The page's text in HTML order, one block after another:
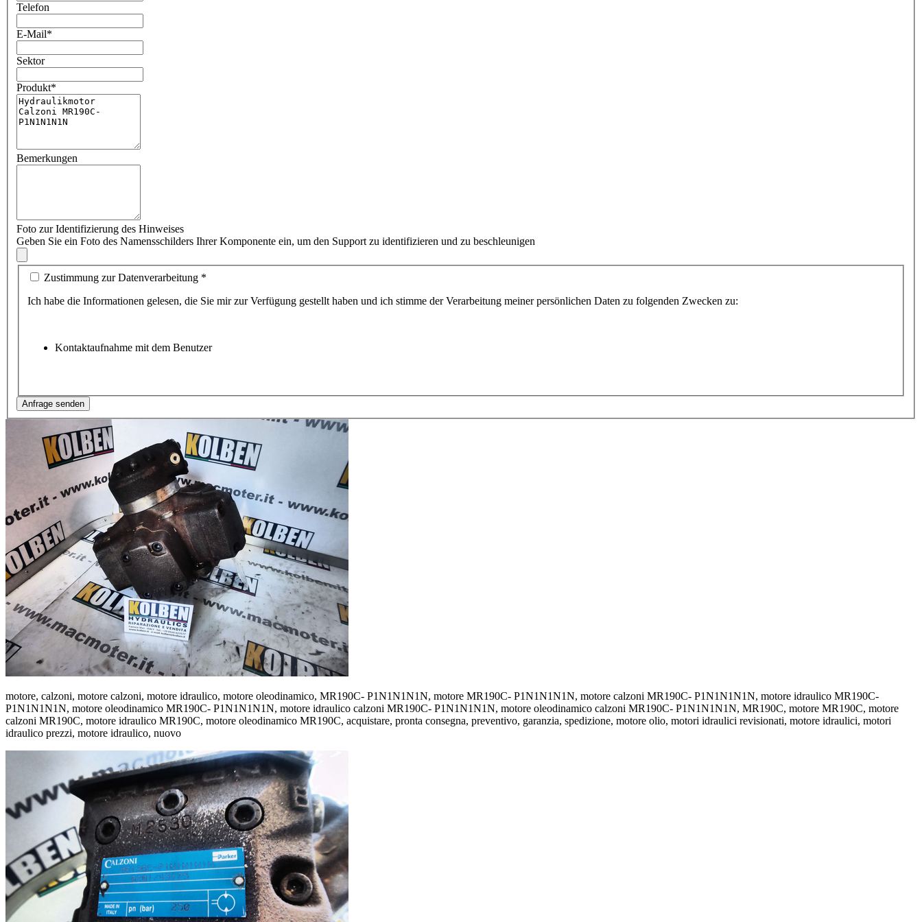
Telefon
E-Mail*
Sektor
Produkt*
Bemerkungen
Foto zur Identifizierung des Hinweises
Geben Sie ein Foto des Namensschilders Ihrer Komponente ein, um den Support zu identifizieren und zu beschleunigen
Zustimmung zur Datenverarbeitung *
Ich habe die Informationen gelesen, die Sie mir zur Verfügung gestellt haben und ich stimme der Verarbeitung meiner persönlichen Daten zu folgenden Zwecken zu:
Kontaktaufnahme mit dem Benutzer
motore, calzoni, motore calzoni, motore idraulico, motore oleodinamico, MR190C- P1N1N1N1N, motore MR190C- P1N1N1N1N, motore calzoni MR190C- P1N1N1N1N, motore idraulico MR190C-
P1N1N1N1N, motore oleodinamico MR190C- P1N1N1N1N, motore idraulico calzoni MR190C- P1N1N1N1N, motore oleodinamico calzoni MR190C- P1N1N1N1N, MR190C, motore MR190C, motore
calzoni MR190C, motore idraulico MR190C, motore oleodinamico MR190C, acquistare, pronta consegna, preventivo, garanzia, spedizione, motore olio, motori idraulici revisionati, motore idraulici, motori
idraulico prezzi, motore idraulico, nuovo